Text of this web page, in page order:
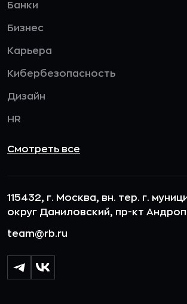
Банки
Бизнес
Карьера
Кибербезопасность
Дизайн
HR
Смотреть все
115432, г. Москва, вн. тер. г.
округ Даниловский, пр-кт
team@rb.ru